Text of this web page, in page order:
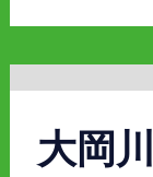
大岡